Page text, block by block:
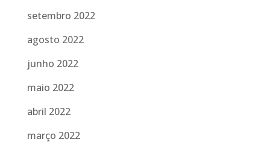
setembro 2022
agosto 2022
junho 2022
maio 2022
abril 2022
março 2022